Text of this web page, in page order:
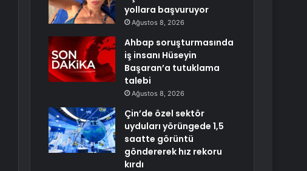
yollara başvuruyor
Ağustos 8, 2026
Ahbap soruşturmasında
iş insanı Hüseyin
Başaran’a tutuklama
talebi
Ağustos 8, 2026
Çin’de özel sektör
uyduları yörüngede 1,5
saatte görüntü
göndererek hız rekoru
kırdı